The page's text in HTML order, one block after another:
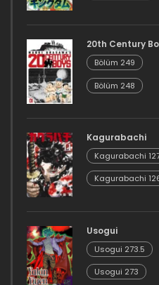
20th Century
Bölüm 249
Bölüm 248
Kagurabachi
Kagurabachi
Kagurabachi
Usogui
Usogui 273.5
Usogui 273